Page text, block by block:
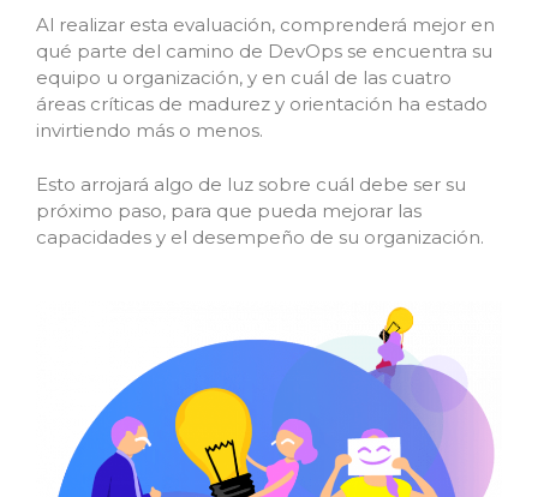
Al realizar esta evaluación, comprenderá mejor en
qué parte del camino de DevOps se encuentra su
equipo u organización, y en cuál de las cuatro
áreas críticas de madurez y orientación ha estado
invirtiendo más o menos.
Esto arrojará algo de luz sobre cuál debe ser su
próximo paso, para que pueda mejorar las
capacidades y el desempeño de su organización.